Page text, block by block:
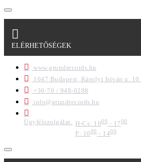
ELÉRHETŐSÉGEK
www.grundrecords.hu
1047 Budapest, Károlyi István u. 10.
+36-70 / 948-0288
info@grundrecords.hu
Ügyfélszolgálat: H-Cs: 1000 - 1700
P: 1000- 1400